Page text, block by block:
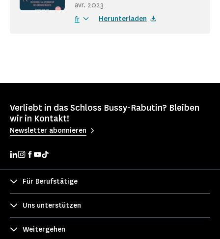
avr. 2023
fr Herunterladen
Verliebt in das Schloss Bussy-Rabutin? Bleiben
wir in Kontakt!
Newsletter abonnieren
Für Berufstätige
Uns unterstützen
Weitergehen